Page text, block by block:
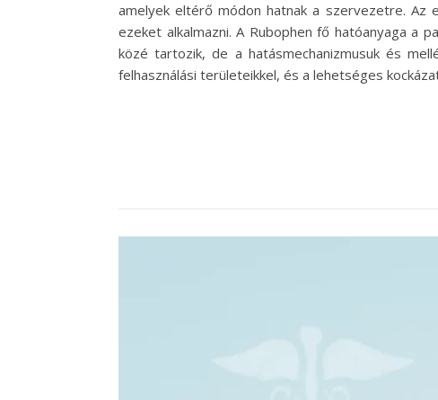
amelyek eltérő módon hatnak a szervezetre. Az
ezeket alkalmazni. A Rubophen fő hatóanyaga a
közé tartozik, de a hatásmechanizmusuk és
felhasználási területeikkel, és a lehetséges